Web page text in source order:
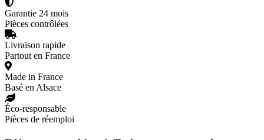
Garantie 24 mois
Pièces contrôlées
Livraison rapide
Partout en France
Made in France
Basé en Alsace
Éco-responsable
Pièces de réemploi